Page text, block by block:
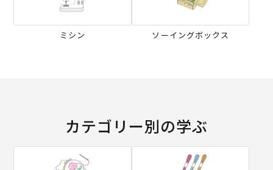
ミシン ソーイングボックス
カテゴリー別の学ぶ